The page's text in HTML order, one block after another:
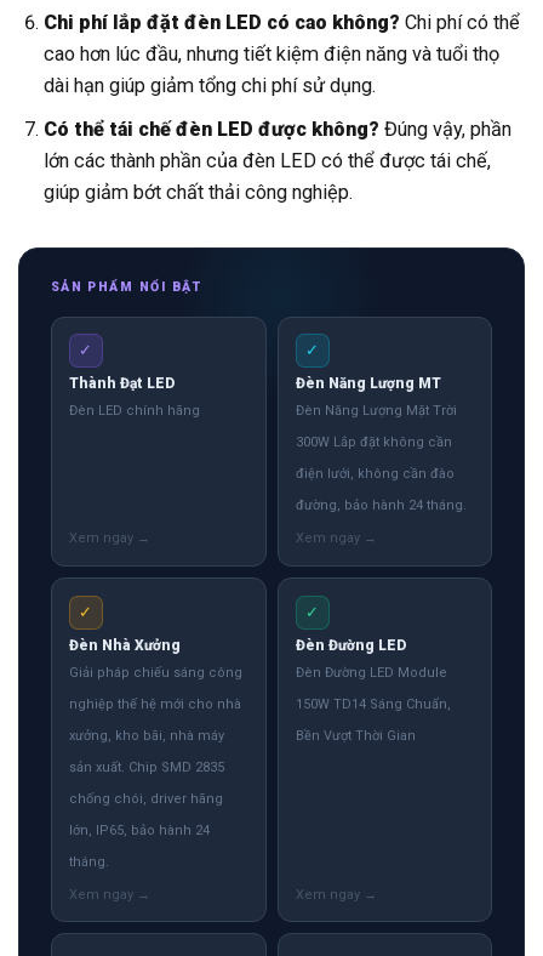
Chi phí lắp đặt đèn LED có cao không? Chi phí có thể
cao hơn lúc đầu, nhưng tiết kiệm điện năng và tuổi thọ
dài hạn giúp giảm tổng chi phí sử dụng.
Có thể tái chế đèn LED được không? Đúng vậy, phần
lớn các thành phần của đèn LED có thể được tái chế,
giúp giảm bớt chất thải công nghiệp.
SẢN PHẨM NỔI BẬT
✓
Thành Đạt LED
Đèn LED chính hãng
✓
Đèn Năng Lượng MT
Đèn Năng Lượng Mặt Trời
300W Lắp đặt không cần
điện lưới, không cần đào
đường, bảo hành 24 tháng.
✓
Đèn Nhà Xưởng
Giải pháp chiếu sáng công
nghiệp thế hệ mới cho nhà
xưởng, kho bãi, nhà máy
sản xuất. Chip SMD 2835
chống chói, driver hãng
lớn, IP65, bảo hành 24
tháng.
✓
Đèn Đường LED
Đèn Đường LED Module
150W TD14 Sáng Chuẩn,
Bền Vượt Thời Gian